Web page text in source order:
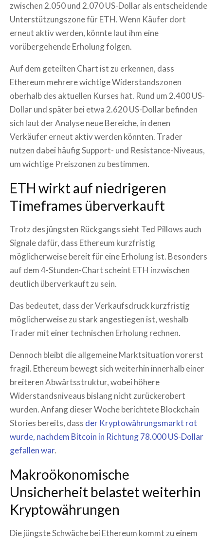
zwischen 2.050 und 2.070 US-Dollar als entscheidende
Unterstützungszone für ETH. Wenn Käufer dort
erneut aktiv werden, könnte laut ihm eine
vorübergehende Erholung folgen.
Auf dem geteilten Chart ist zu erkennen, dass
Ethereum mehrere wichtige Widerstandszonen
oberhalb des aktuellen Kurses hat. Rund um 2.400 US-
Dollar und später bei etwa 2.620 US-Dollar befinden
sich laut der Analyse neue Bereiche, in denen
Verkäufer erneut aktiv werden könnten. Trader
nutzen dabei häufig Support- und Resistance-Niveaus,
um wichtige Preiszonen zu bestimmen.
ETH wirkt auf niedrigeren
Timeframes überverkauft
Trotz des jüngsten Rückgangs sieht Ted Pillows auch
Signale dafür, dass Ethereum kurzfristig
möglicherweise bereit für eine Erholung ist. Besonders
auf dem 4-Stunden-Chart scheint ETH inzwischen
deutlich überverkauft zu sein.
Das bedeutet, dass der Verkaufsdruck kurzfristig
möglicherweise zu stark angestiegen ist, weshalb
Trader mit einer technischen Erholung rechnen.
Dennoch bleibt die allgemeine Marktsituation vorerst
fragil. Ethereum bewegt sich weiterhin innerhalb einer
breiteren Abwärtsstruktur, wobei höhere
Widerstandsniveaus bislang nicht zurückerobert
wurden. Anfang dieser Woche berichtete Blockchain
Stories bereits, dass der Kryptowährungsmarkt rot
wurde, nachdem Bitcoin in Richtung 78.000 US-Dollar
gefallen war.
Makroökonomische
Unsicherheit belastet weiterhin
Kryptowährungen
Die jüngste Schwäche bei Ethereum kommt zu einem